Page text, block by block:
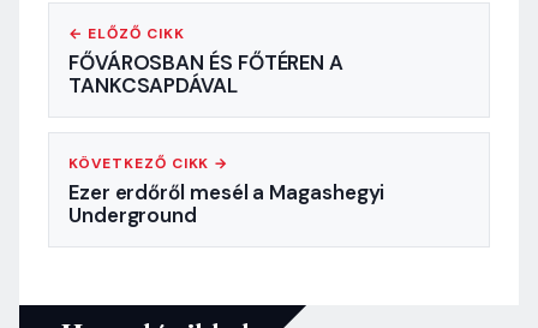
← ELŐZŐ CIKK
FŐVÁROSBAN ÉS FŐTÉREN A
TANKCSAPDÁVAL
KÖVETKEZŐ CIKK →
Ezer erdőről mesél a Magashegyi
Underground